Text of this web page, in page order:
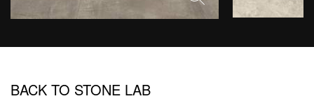
BACK TO STONE LAB